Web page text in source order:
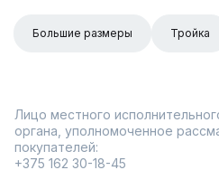
Большие размеры Тройка
Лицо местного
органа, уполномоченное
покупателей:
+375 162 30-18-45